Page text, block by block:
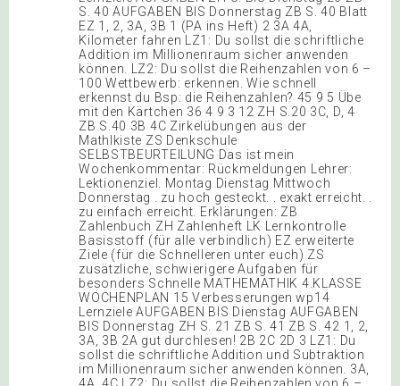
S. 40 AUFGABEN BIS Donnerstag ZB S. 40 Blatt
EZ 1, 2, 3A, 3B 1 (PA ins Heft) 2 3A 4A,
Kilometer fahren LZ1: Du sollst die schriftliche
Addition im Millionenraum sicher anwenden
können. LZ2: Du sollst die Reihenzahlen von 6 –
100 Wettbewerb: erkennen. Wie schnell
erkennst du Bsp: die Reihenzahlen? 45 9 5 Übe
mit den Kärtchen 36 4 9 3 12 ZH S.20 3C, D, 4
ZB S.40 3B 4C Zirkelübungen aus der
Mathlkiste ZS Denkschule
SELBSTBEURTEILUNG Das ist mein
Wochenkommentar: Rückmeldungen Lehrer:
Lektionenziel. Montag Dienstag Mittwoch
Donnerstag . zu hoch gesteckt. . exakt erreicht. .
zu einfach erreicht. Erklärungen: ZB
Zahlenbuch ZH Zahlenheft LK Lernkontrolle
Basisstoff (für alle verbindlich) EZ erweiterte
Ziele (für die Schnelleren unter euch) ZS
zusätzliche, schwierigere Aufgaben für
besonders Schnelle MATHEMATHIK 4.KLASSE
WOCHENPLAN 15 Verbesserungen wp14
Lernziele AUFGABEN BIS Dienstag AUFGABEN
BIS Donnerstag ZH S. 21 ZB S. 41 ZB S. 42 1, 2,
3A, 3B 2A gut durchlesen! 2B 2C 2D 3 LZ1: Du
sollst die schriftliche Addition und Subtraktion
im Millionenraum sicher anwenden können. 3A,
4A, 4C LZ2: Du sollst die Reihenzahlen von 6 –